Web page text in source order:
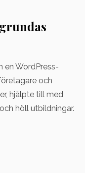
en WordPress-
och
hjälpte till med
höll utbildningar.